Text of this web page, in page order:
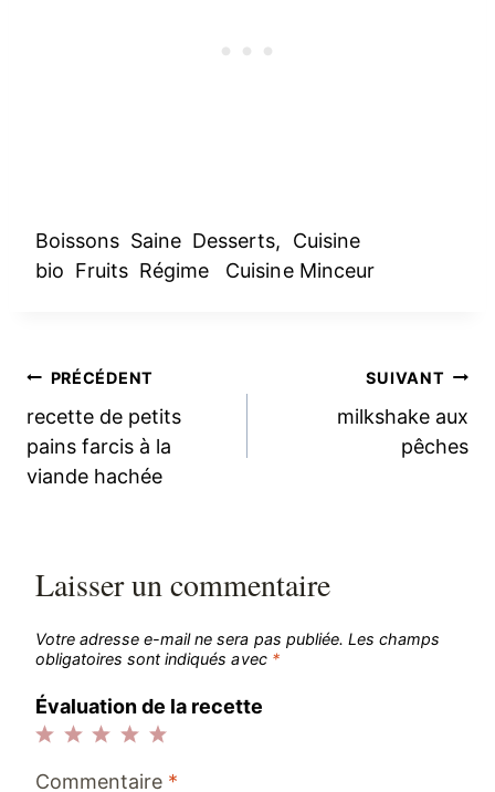
Boissons Saine Desserts, Cuisine
bio Fruits Régime Cuisine Minceur
Navigation
de
l’article
PRÉCÉDENT
recette de petits
pains farcis à la
viande hachée
SUIVANT
milkshake aux
pêches
Laisser un commentaire
Votre adresse e-mail ne sera pas publiée. Les champs
obligatoires sont indiqués avec *
Évaluation de la recette
étoiles
étoiles
étoiles
étoiles
étoile
Commentaire *